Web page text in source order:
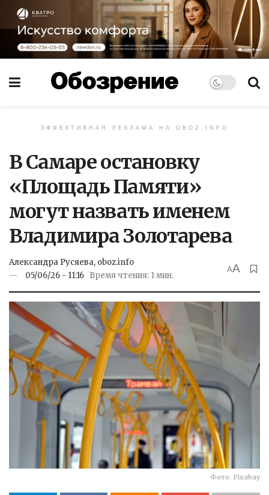
ЭФФЕКТИВНАЯ РЕКЛАМА НА OBOZ.INFO
В Самаре остановку
«Площадь Памяти»
могут назвать именем
Владимира Золотарева
Александра Русяева, oboz.info
05/06/26 - 11:16 Время чтения: 1 мин.
AA
Фото: Pixabay